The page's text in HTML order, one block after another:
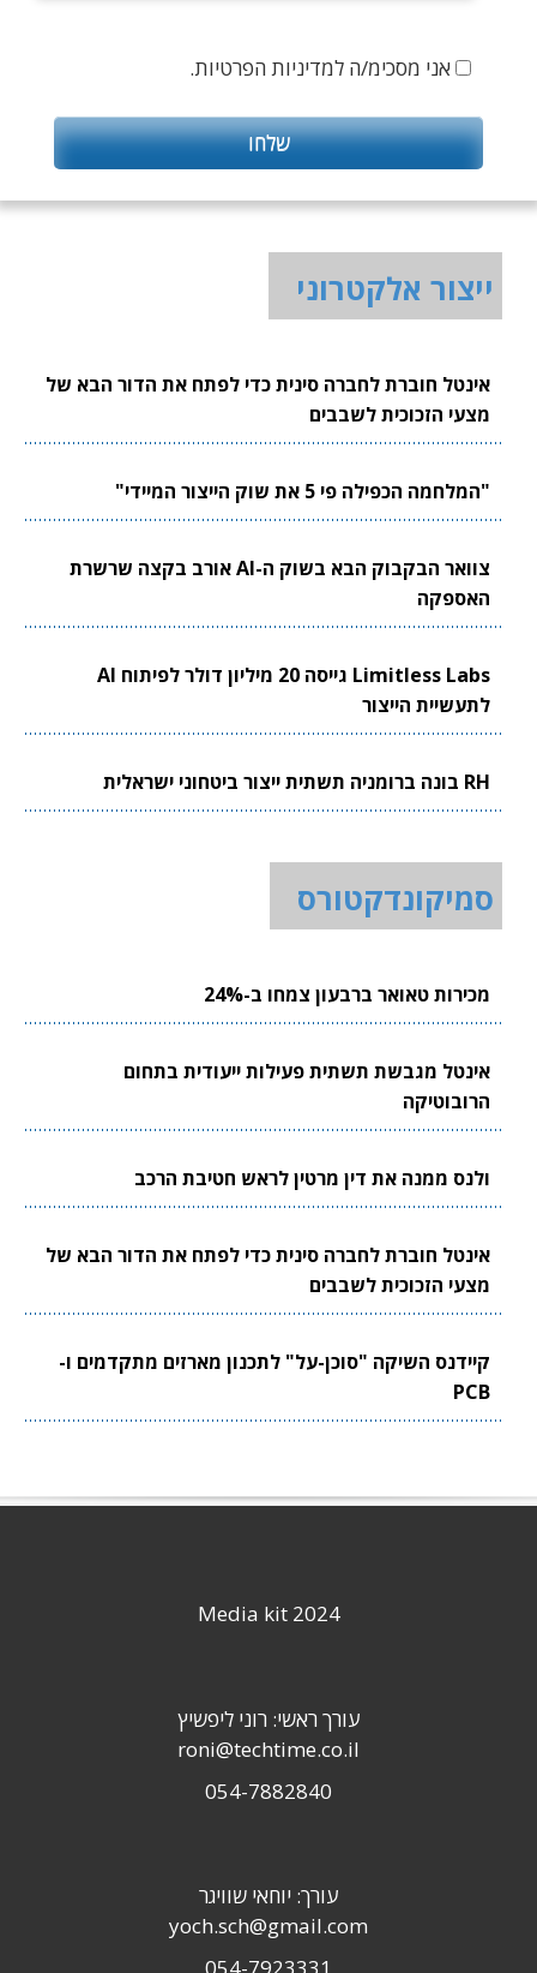
אני מסכימ/ה למדיניות הפרטיות.
ייצור אלקטרוני
אינטל חוברת לחברה סינית כדי לפתח את הדור הבא של
מצעי הזכוכית לשבבים
"המלחמה הכפילה פי 5 את שוק הייצור המיידי"
צוואר הבקבוק הבא בשוק ה-AI אורב בקצה שרשרת
האספקה
Limitless Labs גייסה 20 מיליון דולר לפיתוח AI
לתעשיית הייצור
RH בונה ברומניה תשתית ייצור ביטחוני ישראלית
סמיקונדקטורס
מכירות טאואר ברבעון צמחו ב-24%
אינטל מגבשת תשתית פעילות ייעודית בתחום
הרובוטיקה
ולנס ממנה את דין מרטין לראש חטיבת הרכב
אינטל חוברת לחברה סינית כדי לפתח את הדור הבא של
מצעי הזכוכית לשבבים
קיידנס השיקה "סוכן-על" לתכנון מארזים מתקדמים ו-
PCB
Media kit 2024
עורך ראשי: רוני ליפשיץ
roni@techtime.co.il
054-7882840
עורך: יוחאי שוויגר
yoch.sch@gmail.com